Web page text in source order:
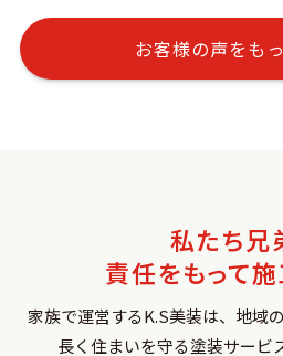
当初の気持ち
が蘇りとて
感想でありま
い気持ちです
お客様の声をも
私たち兄
責任をもって施
家族で運営するK.S美装は、地域
長く住まいを守る塗装サービ